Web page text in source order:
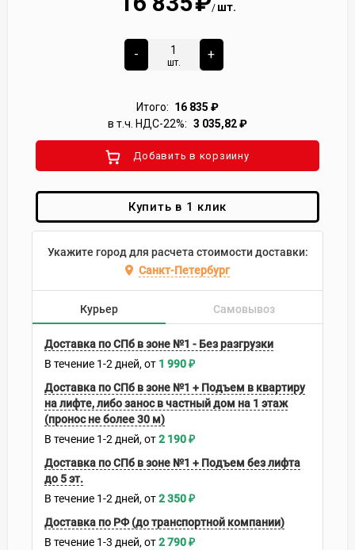
/ шт.
-
шт.
+
Итого: 16 835 ₽
в т.ч. НДС-22%: 3 035,82₽
Добавить в корзиину
Купить в 1 клик
Укажите город для расчета стоимости доставки:
Санкт-Петербург
Курьер Самовывоз
Доставка по СПб в зоне №1 - Без разгрузки
В течение 1-2 дней 1 990₽
Доставка по СПб в зоне №1 + Подъем в квартиру
на лифте, либо занос в частный дом на 1 этаж
(пронос не более 30 м)
В течение 1-2 дней 2 190₽
Доставка по СПб в зоне №1 + Подъем без лифта
до 5 эт.
В течение 1-2 дней 2 350₽
Доставка по РФ (до транспортной компании)
В течение 1-3 дней 2 790₽